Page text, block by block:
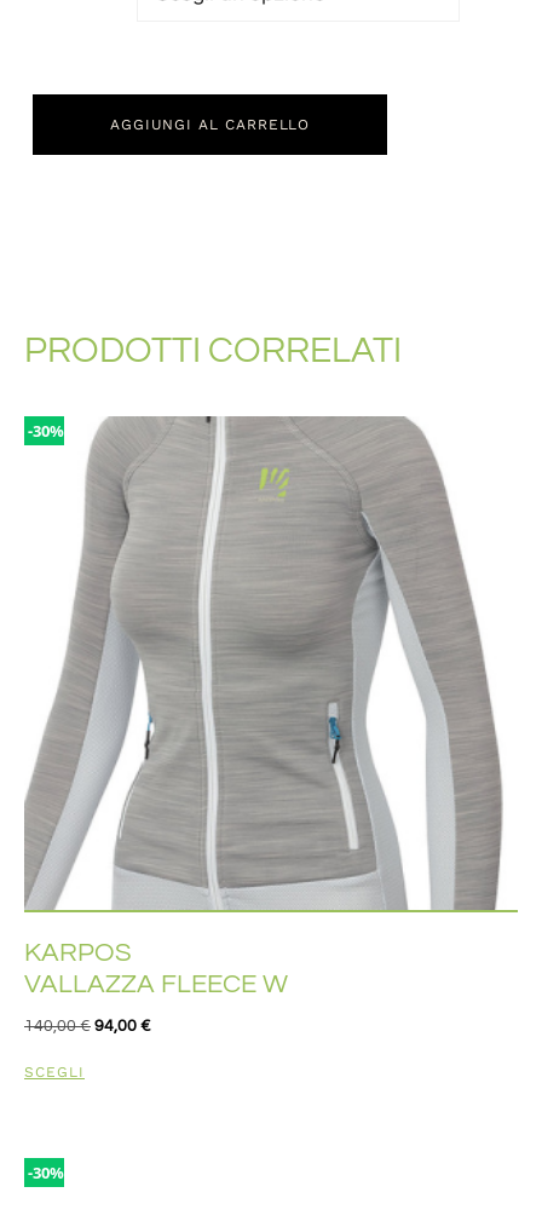
AGGIUNGI AL CARRELLO
PRODOTTI CORRELATI
-30%
KARPOS
VALLAZZA FLEECE W
140,00€ 94,00 €
SCEGLI
-30%